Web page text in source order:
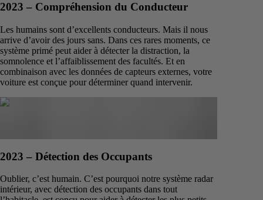
2023 – Compréhension du Conducteur
Les humains sont d’excellents conducteurs. Mais il nous
arrive d’avoir des jours sans. Dans ces rares moments, ce
système primé peut aider à détecter la distraction, la
somnolence et l’affaiblissement des facultés. Et en
combinaison avec les données de capteurs externes, votre
voiture est conçue pour déterminer quand intervenir.
2023 – Détection des Occupants
Oublier, c’est humain. C’est pourquoi notre système radar
intérieur, avec détection des occupants dans tout